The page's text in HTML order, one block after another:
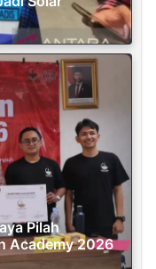
Pilah
Academy 2026